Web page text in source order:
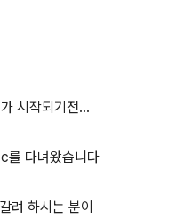
시작되기전...
를 다녀왔습니다
려 하시는 분이